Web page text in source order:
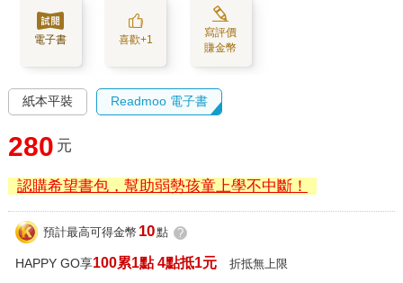
電子書 喜歡+1
寫評價
賺金幣
紙本平裝 Readmoo 電子書
280 元
認購希望書包，幫助弱勢孩童上學不中斷！
預計最高可得金幣 10點 ?
HAPPY GO享100累1點 4點抵1元 折抵無上限